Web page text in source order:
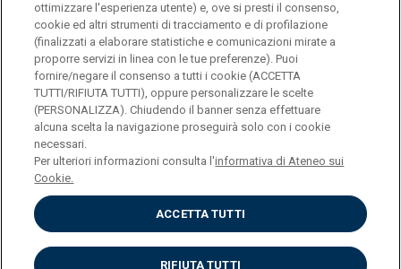
© Università Cattolica del Sacro Cuore
Largo A. Gemelli 1, 20123 Milan
PI 02133120150
ENGLISH
Privacy
Accessibilità
Cookies
ottimizzare l'esperienza utente) e, ove si presti il consenso,
cookie ed altri strumenti di tracciamento e di profilazione
(finalizzati a elaborare statistiche e comunicazioni mirate a
proporre servizi in linea con le tue preferenze). Puoi
fornire/negare il consenso a tutti i cookie (ACCETTA
TUTTI/RIFIUTA TUTTI), oppure personalizzare le scelte
(PERSONALIZZA). Chiudendo il banner senza effettuare
alcuna scelta la navigazione proseguirà solo con i cookie
necessari.
Per ulteriori informazioni consulta l'informativa di Ateneo sui
Cookie.
ACCETTA TUTTI
RIFIUTA TUTTI